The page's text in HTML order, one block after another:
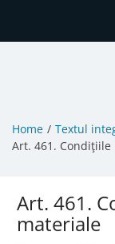
Home
Textul
Art. 461.
Art. 461.
materiale